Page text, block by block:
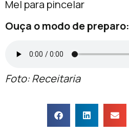
Mel para pincelar
Ouça o modo de preparo:
Foto: Receitaria